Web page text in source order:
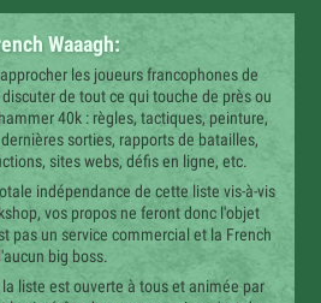
Waaagh:
les joueurs francophones de
de tout ce qui touche de près ou
40k : règles, tactiques, peinture,
sorties, rapports de batailles,
sites webs, défis en ligne, etc.
indépendance de cette liste vis-à-vis
vos propos ne feront donc l'objet
pas un service commercial et la French
big boss.
liste est ouverte à tous et animée par